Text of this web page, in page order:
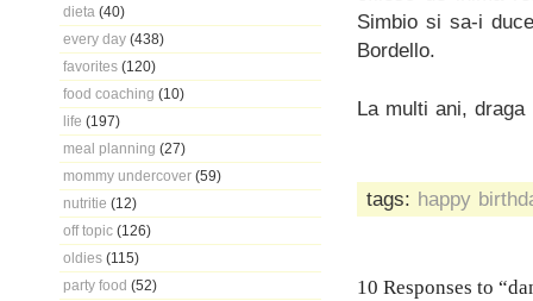
dieta (40)
every day (438)
favorites (120)
food coaching (10)
life (197)
meal planning (27)
mommy undercover (59)
nutritie (12)
off topic (126)
oldies (115)
party food (52)
Simbio si sa-i
Bordello.
La multi ani,
tags: happy
10 Responses to